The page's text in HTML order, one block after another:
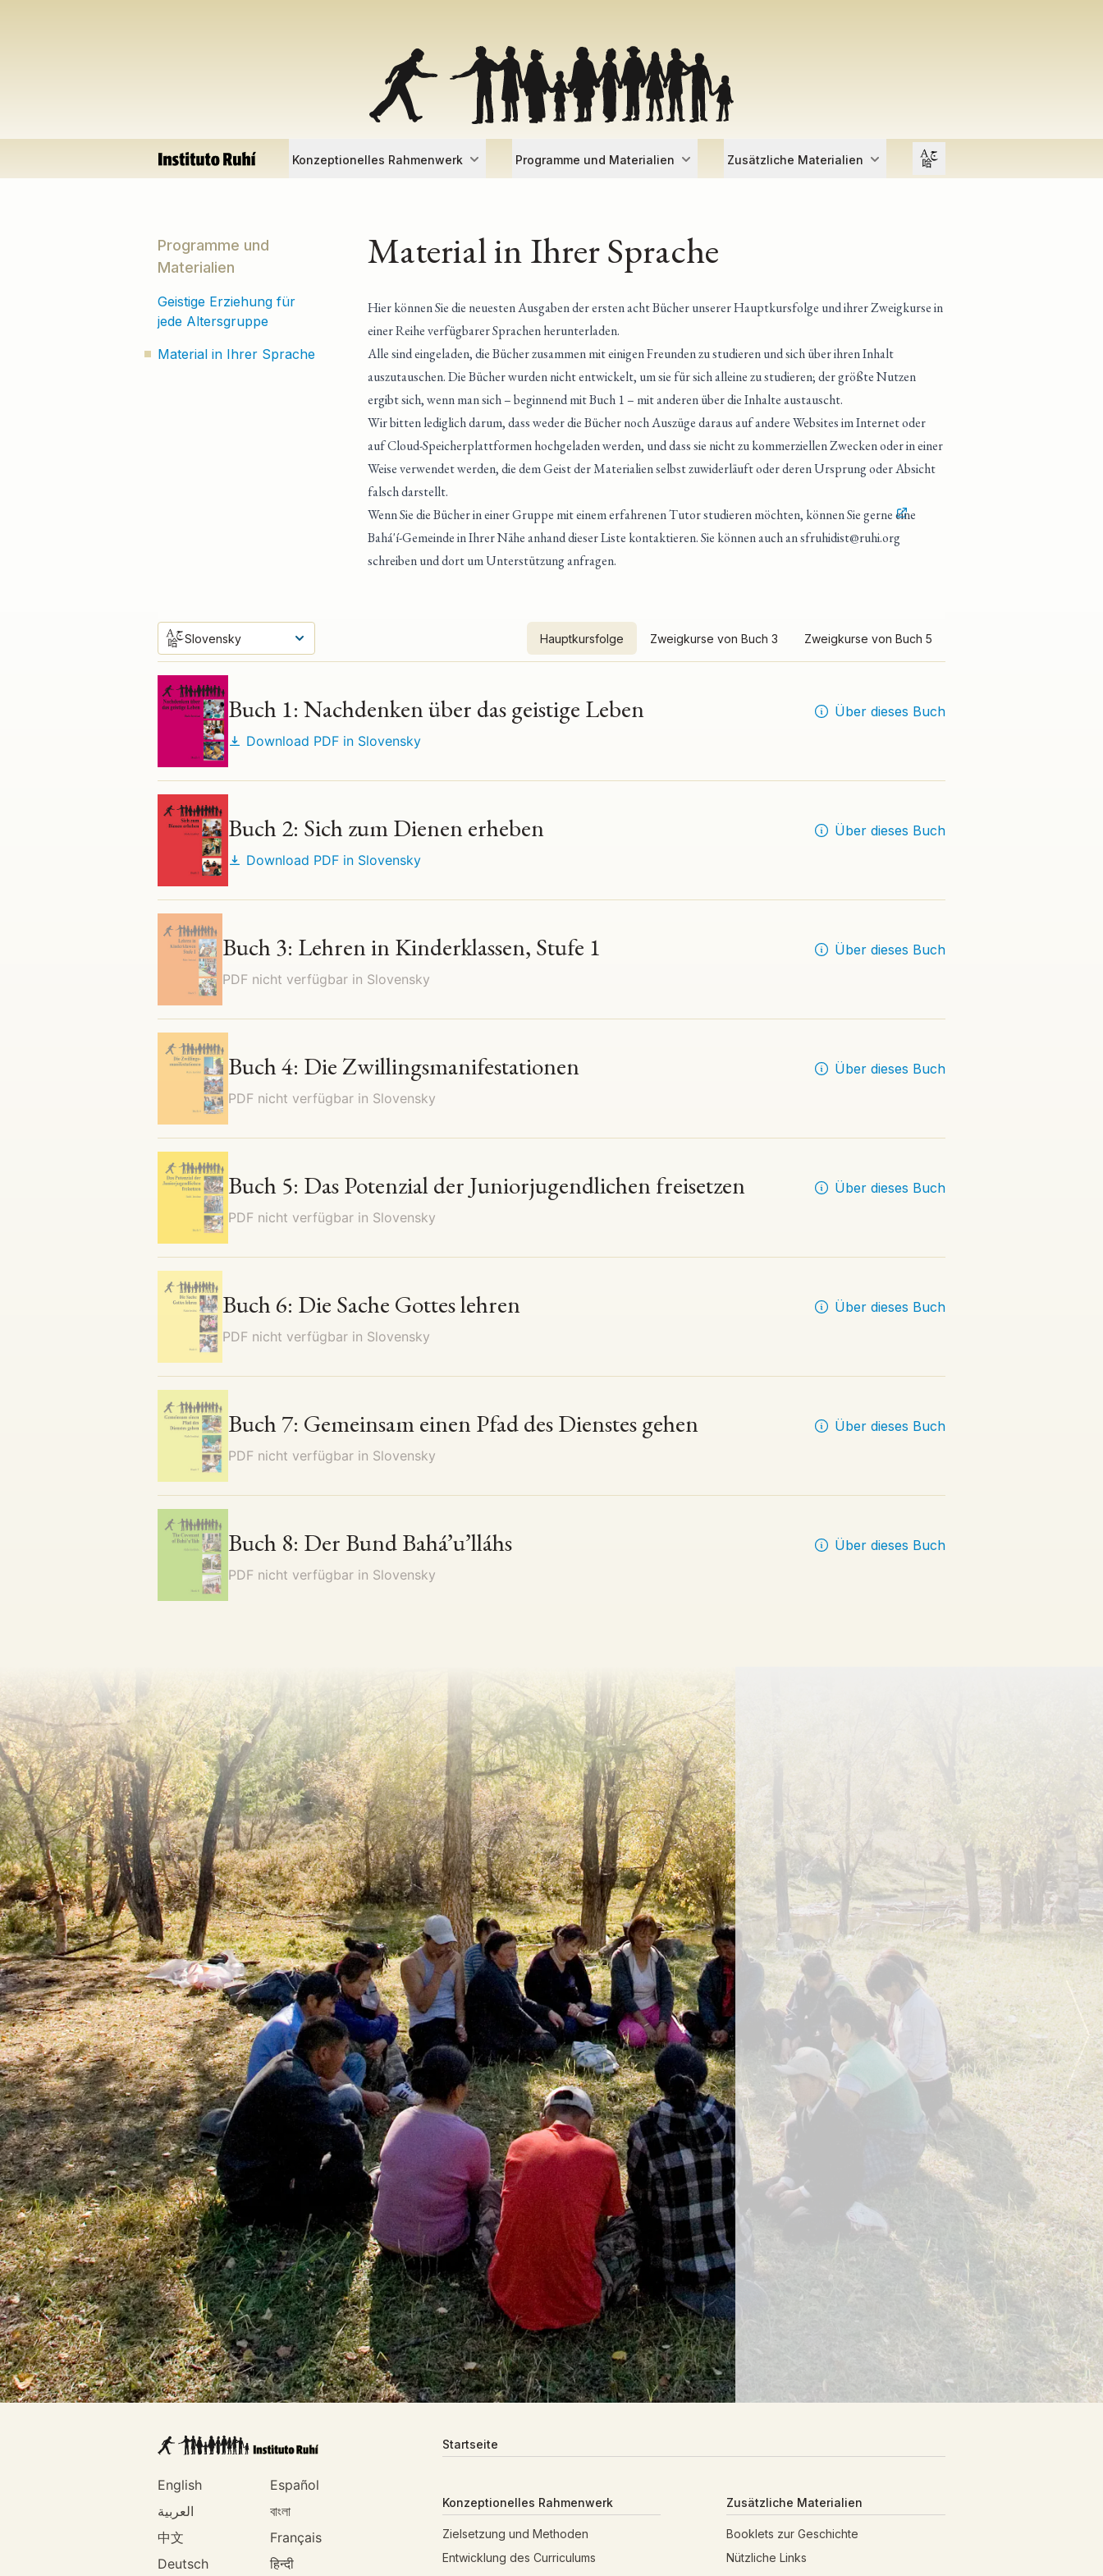
Konzeptionelles Rahmenwerk Programme und Materialien Zusätzliche Materialien Open user menu
Programme und
Materialien
Geistige Erziehung für
jede Altersgruppe
Material in Ihrer Sprache
Material in Ihrer Sprache
Hier können Sie die neuesten Ausgaben der ersten acht Bücher unserer Hauptkursfolge und ihrer Zweigkurse in
einer Reihe verfügbarer Sprachen herunterladen.
Alle sind eingeladen, die Bücher zusammen mit einigen Freunden zu studieren und sich über ihren Inhalt
auszutauschen. Die Bücher wurden nicht entwickelt, um sie für sich alleine zu studieren; der größte Nutzen
ergibt sich, wenn man sich – beginnend mit Buch 1 – mit anderen über die Inhalte austauscht.
Wir bitten lediglich darum, dass weder die Bücher noch Auszüge daraus auf andere Websites im Internet oder
auf Cloud-Speicherplattformen hochgeladen werden, und dass sie nicht zu kommerziellen Zwecken oder in einer
Weise verwendet werden, die dem Geist der Materialien selbst zuwiderläuft oder deren Ursprung oder Absicht
falsch darstellt.
Wenn Sie die Bücher in einer Gruppe mit einem erfahrenen Tutor studieren möchten, können Sie gerneeine
Bahá'í-Gemeinde in Ihrer Nähe anhand dieser Liste kontaktieren. Sie können auch ansfruhidist@ruhi.org
schreiben und dort um Unterstützung anfragen.
Slovensky Hauptkursfolge Zweigkurse von Buch 3 Zweigkurse von Buch 5
Buch 1: Nachdenken über das geistige Leben
Über dieses Buch
Download PDF in Slovensky
Buch 2: Sich zum Dienen erheben
Über dieses Buch
Download PDF in Slovensky
Buch 3: Lehren in Kinderklassen, Stufe 1
Über dieses Buch
PDF nicht verfügbar in Slovensky
Buch 4: Die Zwillingsmanifestationen
Über dieses Buch
PDF nicht verfügbar in Slovensky
Buch 5: Das Potenzial der Juniorjugendlichen freisetzen
Über dieses Buch
PDF nicht verfügbar in Slovensky
Buch 6: Die Sache Gottes lehren
Über dieses Buch
PDF nicht verfügbar in Slovensky
Buch 7: Gemeinsam einen Pfad des Dienstes gehen
Über dieses Buch
PDF nicht verfügbar in Slovensky
Buch 8: Der Bund Bahá’u’lláhs
Über dieses Buch
PDF nicht verfügbar in Slovensky
English
Español
العربية
বাংলা
中文
Français
Deutsch
हिन्दी
Startseite
Konzeptionelles Rahmenwerk
Zielsetzung und Methoden
Entwicklung des Curriculums
Zusätzliche Materialien
Booklets zur Geschichte
Nützliche Links